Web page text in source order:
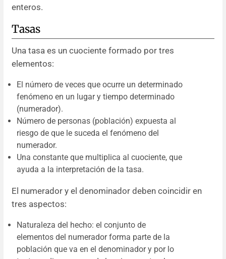
enteros.
Tasas
Una tasa es un cuociente formado por tres
elementos:
El número de veces que ocurre un determinado
fenómeno en un lugar y tiempo determinado
(numerador).
Número de personas (población) expuesta al
riesgo de que le suceda el fenómeno del
numerador.
Una constante que multiplica al cuociente, que
ayuda a la interpretación de la tasa.
El numerador y el denominador deben coincidir en
tres aspectos:
Naturaleza del hecho: el conjunto de
elementos del numerador forma parte de la
población que va en el denominador y por lo